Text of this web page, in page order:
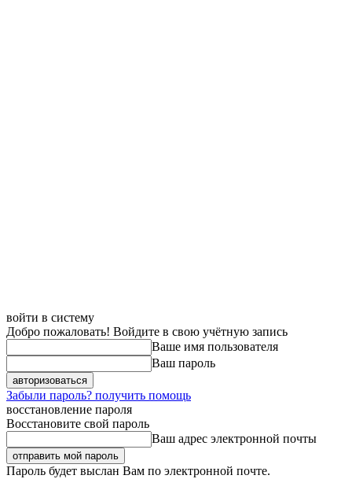
войти в систему
Добро пожаловать! Войдите в свою учётную запись
Ваше имя пользователя
Ваш пароль
Забыли пароль? получить помощь
восстановление пароля
Восстановите свой пароль
Ваш адрес электронной почты
Пароль будет выслан Вам по электронной почте.